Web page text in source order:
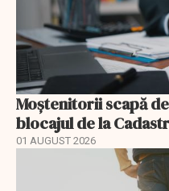
Moștenitorii scapă
blocajul de la
01 AUGUST 2026